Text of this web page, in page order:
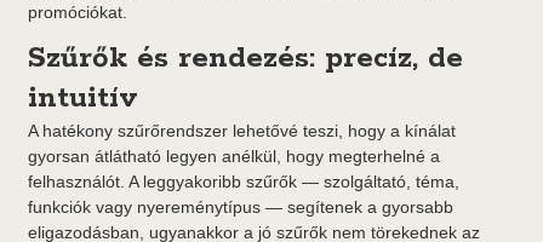
promóciókat.
Szűrők és rendezés: precíz, de
intuitív
A hatékony szűrőrendszer lehetővé teszi, hogy a kínálat
gyorsan átlátható legyen anélkül, hogy megterhelné a
felhasználót. A leggyakoribb szűrők — szolgáltató, téma,
funkciók vagy nyereménytípus — segítenek a gyorsabb
eligazodásban, ugyanakkor a jó szűrők nem törekednek az